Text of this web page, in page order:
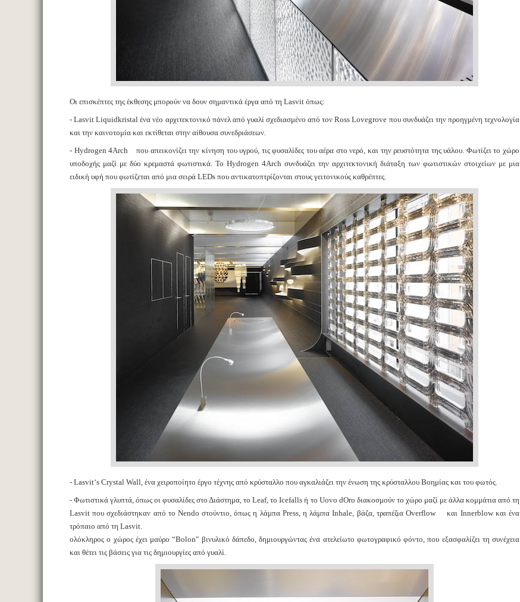
Οι επισκέπτες της έκθεσης μπορούν να δουν σημαντικά έργα από τη Lasvit όπως:
- Lasvit Liquidkristal ένα νέο αρχιτεκτονικό πάνελ από γυαλί σχεδιασμένο από τον Ross Lovegrove που συνδυάζει την προηγμένη τεχνολογία
και την καινοτομία και εκτίθεται στην αίθουσα συνεδριάσεων.
- Hydrogen 4Arch που απεικονίζει την κίνηση του υγρού, τις φυσαλίδες του αέρα στο νερό, και την ρευστότητα της υάλου. Φωτίζει το χώρο
υποδοχής μαζί με δύο κρεμαστά φωτιστικά. Το Hydrogen 4Arch συνδυάζει την αρχιτεκτονική διάταξη των φωτιστικών στοιχείων με μια
ειδική υφή που φωτίζεται από μια σειρά LEDs που αντικατοπτρίζονται στους γειτονικούς καθρέπτες.
- Lasvit‘s Crystal Wall, ένα χειροποίητο έργο τέχνης από κρύσταλλο που αγκαλιάζει την ένωση της κρύσταλλου Βοημίας και του φωτός.
- Φωτιστικά γλυπτά, όπως οι φυσαλίδες στο Διάστημα, το Leaf, το Icefalls ή το Uovo dOro διακοσμούν το χώρο μαζί με άλλα κομμάτια από τη
Lasvit που σχεδιάστηκαν από το Νendo στούντιο, όπως η λάμπα Press, η λάμπα Inhale, βάζα, τραπέζια Overflow και Innerblow και ένα
τρόπαιο από τη Lasvit.
ολόκληρος ο χώρος έχει μαύρο “Bolon" βινυλικό δάπεδο, δημιουργώντας ένα ατελείωτο φωτογραφικό φόντο, που εξασφαλίζει τη συνέχεια
και θέτει τις βάσεις για τις δημιουργίες από γυαλί.